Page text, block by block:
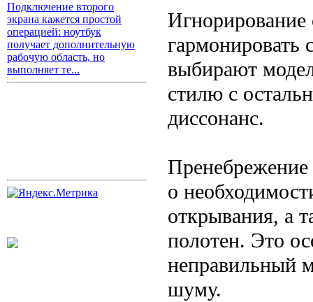
Подключение второго
экрана кажется простой
операцией: ноутбук
получает дополнительную
рабочую область, но
выполняет те...
выбирают
стилю с
диссонанс.
о
открывания, а
полотен. Это
неправильный
шуму.